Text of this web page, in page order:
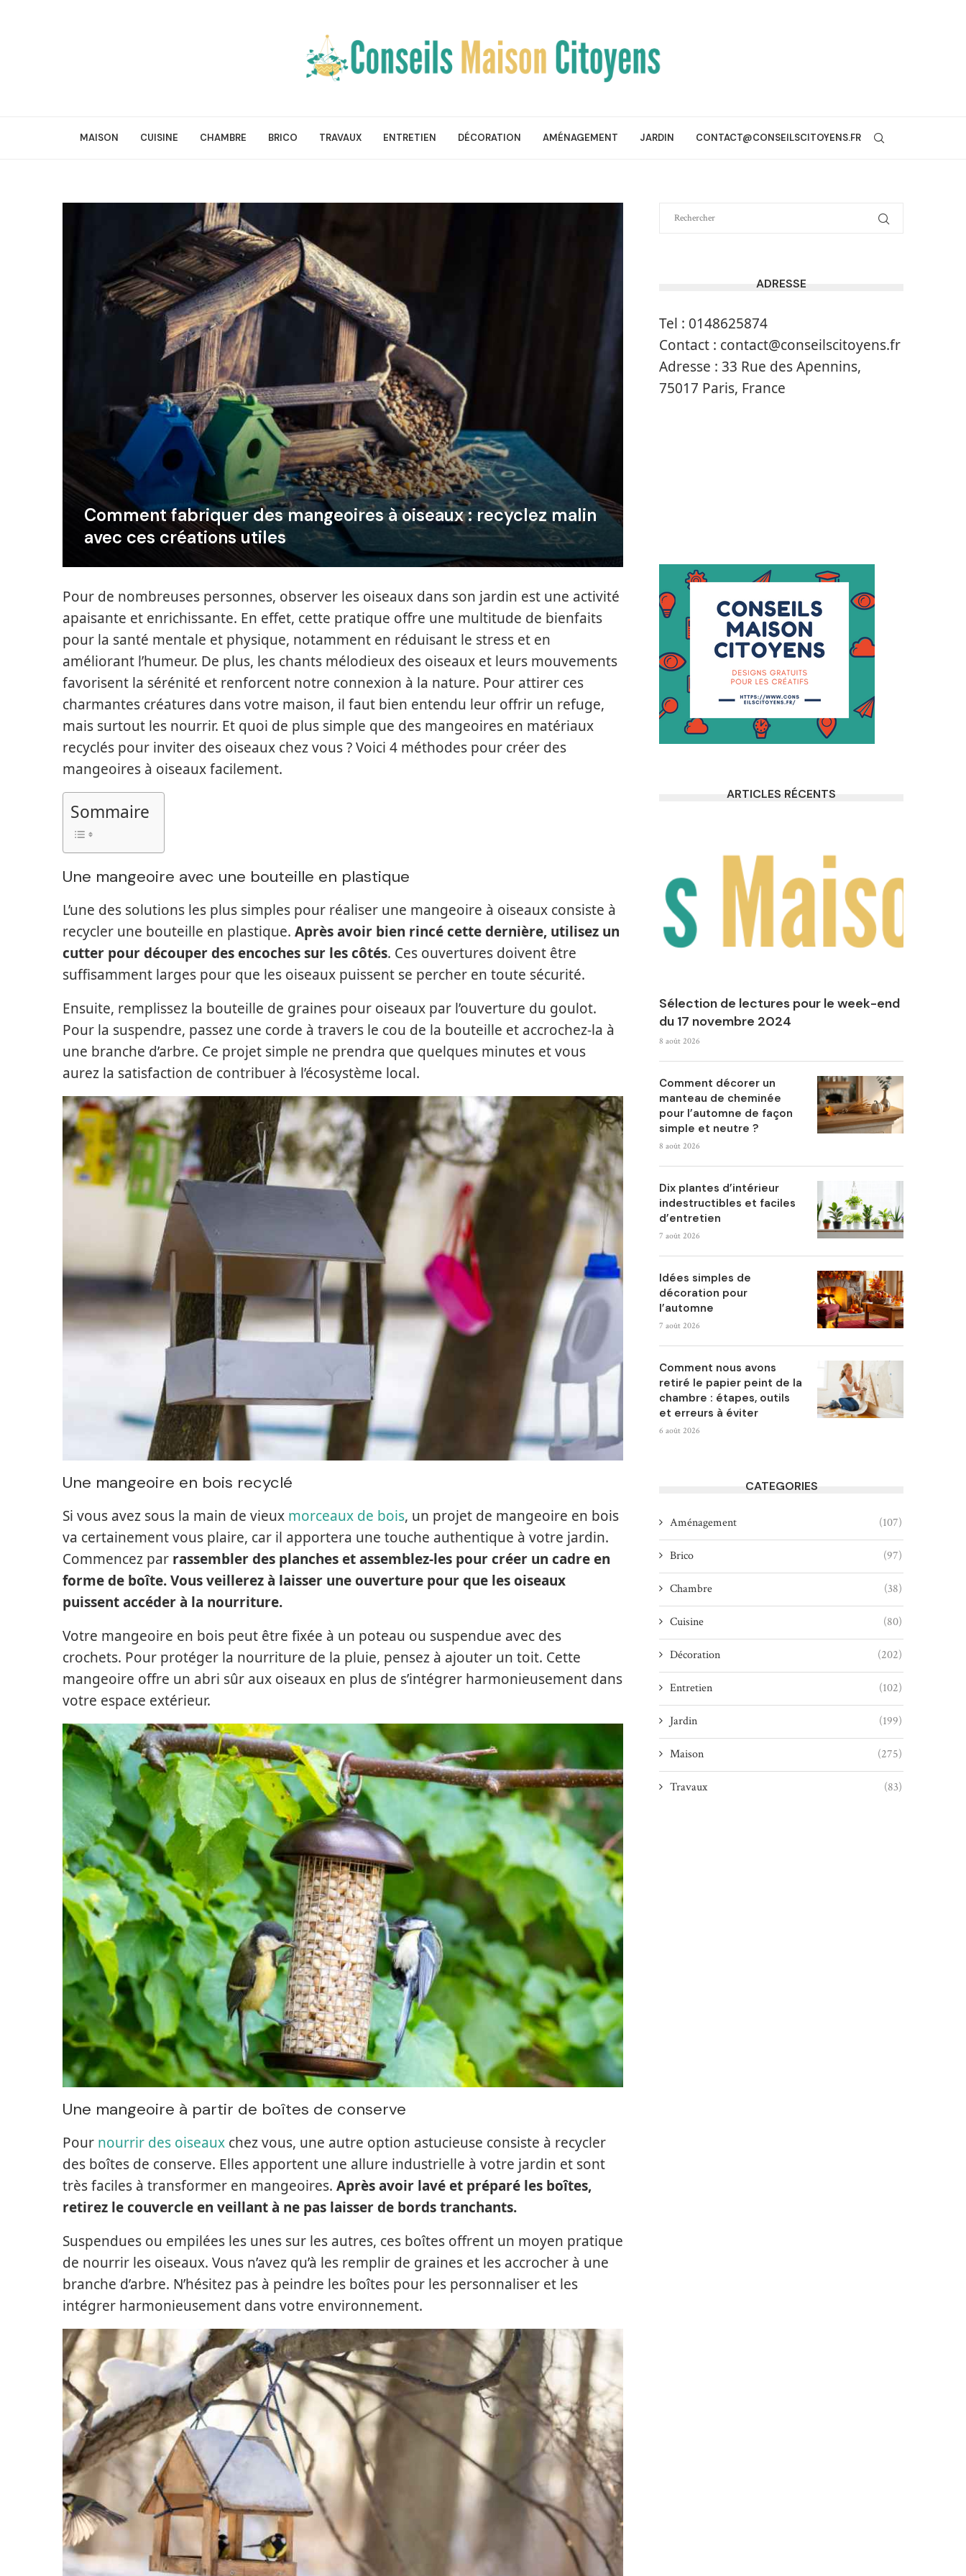
MAISON CUISINE CHAMBRE BRICO TRAVAUX ENTRETIEN DÉCORATION AMÉNAGEMENT JARDIN CONTACT@CONSEILSCITOYENS.FR
Comment fabriquer des mangeoires à oiseaux : recyclez malin
avec ces créations utiles
Pour de nombreuses personnes, observer les oiseaux dans son jardin est une activité
apaisante et enrichissante. En effet, cette pratique offre une multitude de bienfaits
pour la santé mentale et physique, notamment en réduisant le stress et en
améliorant l’humeur. De plus, les chants mélodieux des oiseaux et leurs mouvements
favorisent la sérénité et renforcent notre connexion à la nature. Pour attirer ces
charmantes créatures dans votre maison, il faut bien entendu leur offrir un refuge,
mais surtout les nourrir. Et quoi de plus simple que des mangeoires en matériaux
recyclés pour inviter des oiseaux chez vous ? Voici 4 méthodes pour créer des
mangeoires à oiseaux facilement.
Sommaire
Une mangeoire avec une bouteille en plastique
L’une des solutions les plus simples pour réaliser une mangeoire à oiseaux consiste à
recycler une bouteille en plastique. Après avoir bien rincé cette dernière, utilisez un
cutter pour découper des encoches sur les côtés. Ces ouvertures doivent être
suffisamment larges pour que les oiseaux puissent se percher en toute sécurité.
Ensuite, remplissez la bouteille de graines pour oiseaux par l’ouverture du goulot.
Pour la suspendre, passez une corde à travers le cou de la bouteille et accrochez-la à
une branche d’arbre. Ce projet simple ne prendra que quelques minutes et vous
aurez la satisfaction de contribuer à l’écosystème local.
Une mangeoire en bois recyclé
Si vous avez sous la main de vieux morceaux de bois, un projet de mangeoire en bois
va certainement vous plaire, car il apportera une touche authentique à votre jardin.
Commencez par rassembler des planches et assemblez-les pour créer un cadre en
forme de boîte. Vous veillerez à laisser une ouverture pour que les oiseaux
puissent accéder à la nourriture.
Votre mangeoire en bois peut être fixée à un poteau ou suspendue avec des
crochets. Pour protéger la nourriture de la pluie, pensez à ajouter un toit. Cette
mangeoire offre un abri sûr aux oiseaux en plus de s’intégrer harmonieusement dans
votre espace extérieur.
Une mangeoire à partir de boîtes de conserve
Pour nourrir des oiseaux chez vous, une autre option astucieuse consiste à recycler
des boîtes de conserve. Elles apportent une allure industrielle à votre jardin et sont
très faciles à transformer en mangeoires. Après avoir lavé et préparé les boîtes,
retirez le couvercle en veillant à ne pas laisser de bords tranchants.
Suspendues ou empilées les unes sur les autres, ces boîtes offrent un moyen pratique
de nourrir les oiseaux. Vous n’avez qu’à les remplir de graines et les accrocher à une
branche d’arbre. N’hésitez pas à peindre les boîtes pour les personnaliser et les
intégrer harmonieusement dans votre environnement.
ADRESSE
Tel : 0148625874
Contact : contact@conseilscitoyens.fr
Adresse : 33 Rue des Apennins,
75017 Paris, France
ARTICLES RÉCENTS
Sélection de lectures pour le week-end
du 17 novembre 2024
8 août 2026
Comment décorer un
manteau de cheminée
pour l’automne de façon
simple et neutre ?
8 août 2026
Dix plantes d’intérieur
indestructibles et faciles
d’entretien
7 août 2026
Idées simples de
décoration pour
l’automne
7 août 2026
Comment nous avons
retiré le papier peint de la
chambre : étapes, outils
et erreurs à éviter
6 août 2026
CATEGORIES
Aménagement (107)
Brico (97)
Chambre (38)
Cuisine (80)
Décoration (202)
Entretien (102)
Jardin (199)
Maison (275)
Travaux (83)